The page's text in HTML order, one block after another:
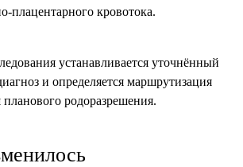
плацентарного кровотока.
устанавливается уточнённый
и определяется маршрутизация
родоразрешения.